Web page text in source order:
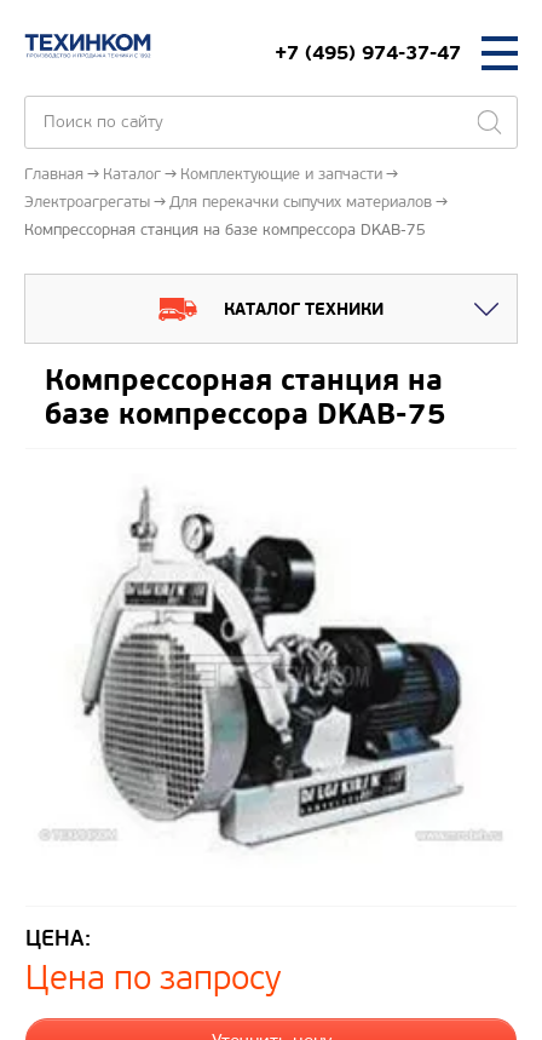
+7 (495) 974-37-47
Главная Каталог
Комплектующие и запчасти
Электроагрегаты
Для перекачки сыпучих материалов
Компрессорная станция на базе компрессора DKAB-75
КАТАЛОГ ТЕХНИКИ
Компрессорная станция на
базе компрессора DKAB-75
ЦЕНА:
Цена по запросу